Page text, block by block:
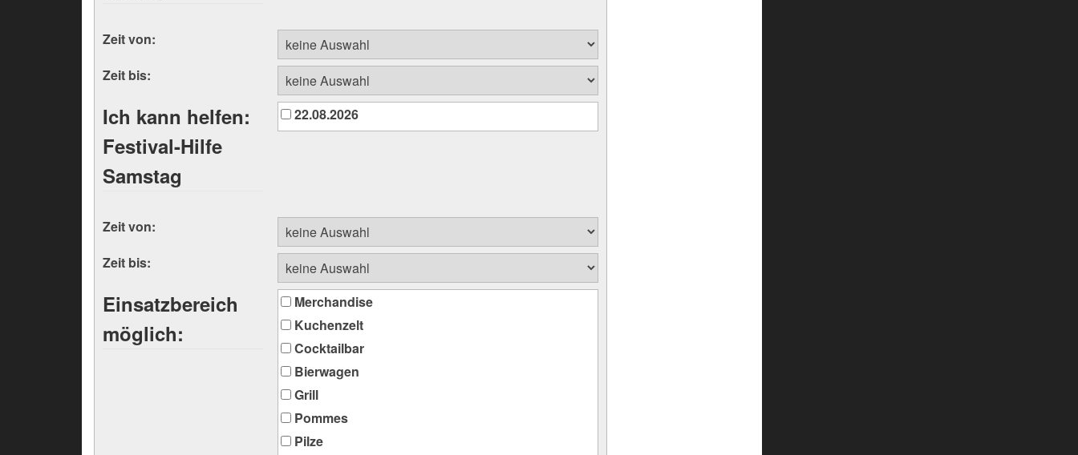
Zeit von:
Zeit bis:
Ich kann helfen:
Festival-Hilfe
Samstag
22.08.2026
Zeit von:
Zeit bis:
Einsatzbereich
möglich:
Merchandise
Kuchenzelt
Cocktailbar
Bierwagen
Grill
Pommes
Pilze